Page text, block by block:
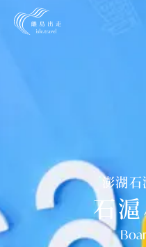
06 聯絡我
地址 /885 澎湖
Hongluo
885,
Email /
Follow
澎湖
石